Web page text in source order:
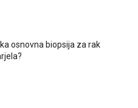
osnovna biopsija za rak